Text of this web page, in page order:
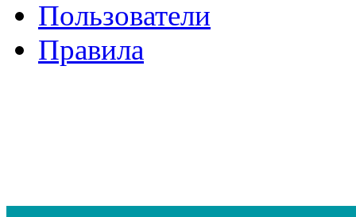
Пользователи
Правила